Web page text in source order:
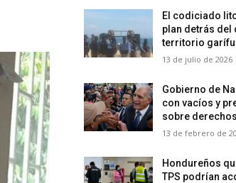
El codiciado
plan detrás del
territorio
13 de julio de 2026
Gobierno de
con vacíos y
sobre
13 de febrero de
Hondureños
TPS podrían